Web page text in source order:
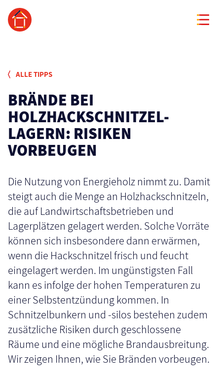
ALLE TIPPS
BRÄNDE BEI
HOLZHACKSCHNITZEL-
LAGERN: RISIKEN
VORBEUGEN
Die Nutzung von Energieholz nimmt zu. Damit
steigt auch die Menge an Holzhackschnitzeln,
die auf Landwirtschaftsbetrieben und
Lagerplätzen gelagert werden. Solche Vorräte
können sich insbesondere dann erwärmen,
wenn die Hackschnitzel frisch und feucht
eingelagert werden. Im ungünstigsten Fall
kann es infolge der hohen Temperaturen zu
einer Selbstentzündung kommen. In
Schnitzelbunkern und -silos bestehen zudem
zusätzliche Risiken durch geschlossene
Räume und eine mögliche Brandausbreitung.
Wir zeigen Ihnen, wie Sie Bränden vorbeugen.